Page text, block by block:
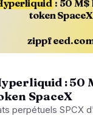
: 50 M$
token SpaceX
: 50
SpaceX
perpétuels SPCX